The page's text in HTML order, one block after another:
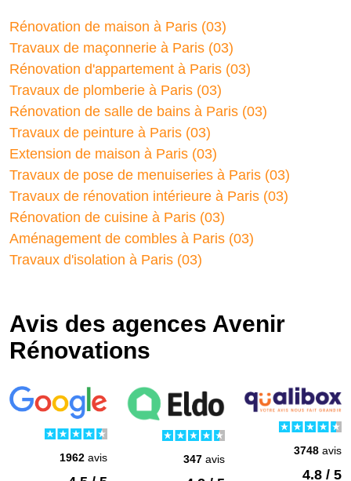
Rénovation de maison à Paris (03)
Travaux de maçonnerie à Paris (03)
Rénovation d'appartement à Paris (03)
Travaux de plomberie à Paris (03)
Rénovation de salle de bains à Paris (03)
Travaux de peinture à Paris (03)
Extension de maison à Paris (03)
Travaux de pose de menuiseries à Paris (03)
Travaux de rénovation intérieure à Paris (03)
Rénovation de cuisine à Paris (03)
Aménagement de combles à Paris (03)
Travaux d'isolation à Paris (03)
Avis des agences Avenir
Rénovations
1962 avis 347avis
3748avis
4.8 / 5